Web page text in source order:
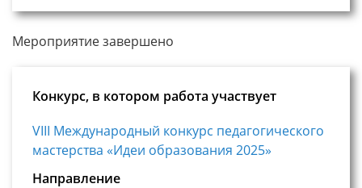
Мероприятие завершено
Конкурс, в котором работа участвует
VIII Международный конкурс педагогического
мастерства «Идеи образования 2025»
Направление